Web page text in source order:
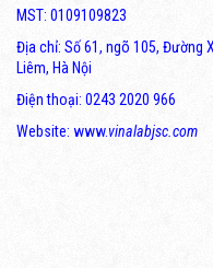
MST: 0109109823
Địa chỉ: Số 61, ngõ 105, Đường
Liêm, Hà Nội
Điện thoại: 0243 2020 966
Website: www.vinalabjsc.com